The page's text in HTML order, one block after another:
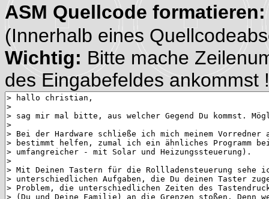
ASM Quellcode formatieren:
(Innerhalb eines
Wichtig: Bitte mache
des Eingabefeldes